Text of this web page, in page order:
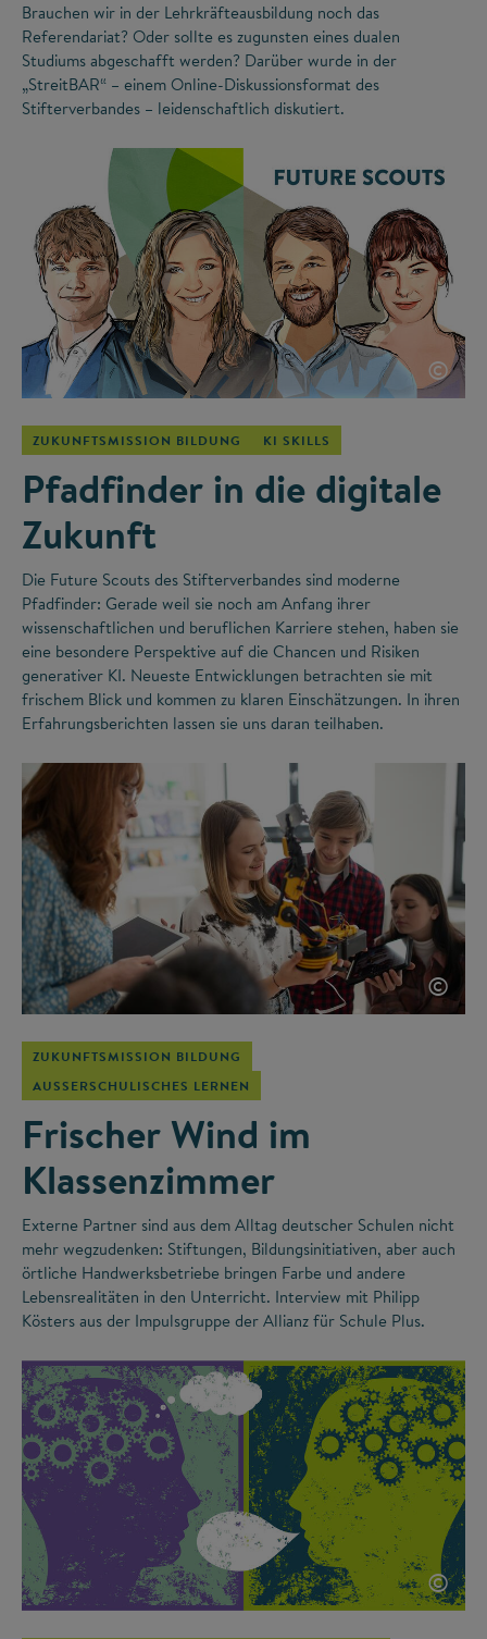
Brauchen wir in der Lehrkräfteausbildung noch das
Referendariat? Oder sollte es zugunsten eines dualen
Studiums abgeschafft werden? Darüber wurde in der
„StreitBAR“ – einem Online-Diskussionsformat des
Stifterverbandes – leidenschaftlich diskutiert.
©
ZUKUNFTSMISSION BILDUNG KI SKILLS
Pfadfinder in die digitale
Zukunft
Die Future Scouts des Stifterverbandes sind moderne
Pfadfinder: Gerade weil sie noch am Anfang ihrer
wissenschaftlichen und beruflichen Karriere stehen, haben sie
eine besondere Perspektive auf die Chancen und Risiken
generativer KI. Neueste Entwicklungen betrachten sie mit
frischem Blick und kommen zu klaren Einschätzungen. In ihren
Erfahrungsberichten lassen sie uns daran teilhaben.
©
ZUKUNFTSMISSION BILDUNG
AUSSERSCHULISCHES LERNEN
Frischer Wind im
Klassenzimmer
Externe Partner sind aus dem Alltag deutscher Schulen nicht
mehr wegzudenken: Stiftungen, Bildungsinitiativen, aber auch
örtliche Handwerksbetriebe bringen Farbe und andere
Lebensrealitäten in den Unterricht. Interview mit Philipp
Kösters aus der Impulsgruppe der Allianz für Schule Plus.
©